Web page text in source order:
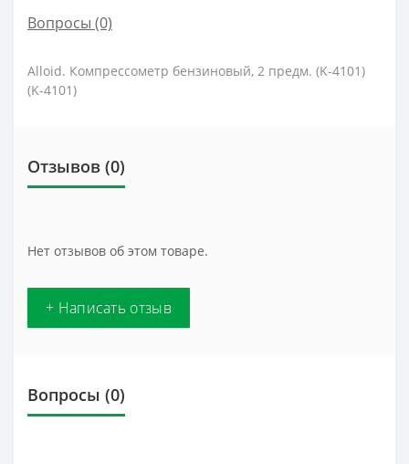
Вопросы (0)
Alloid. Компрессометр бензиновый, 2 предм. (K-4101)
(K-4101)
Отзывов (0)
Нет отзывов об этом товаре.
+ Написать отзыв
Вопросы (0)